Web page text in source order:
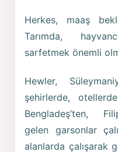
Herkes, maaş
Tarımda,
sarfetmek önemli
Hewler,
şehirlerde,
Bengladeş’ten,
gelen garsonlar
alanlarda çalışarak